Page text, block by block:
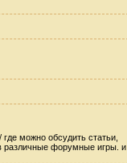
можно обсудить статьи,
различные форумные игры. и